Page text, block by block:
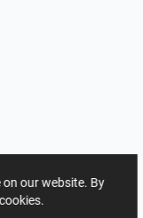
on our website. By